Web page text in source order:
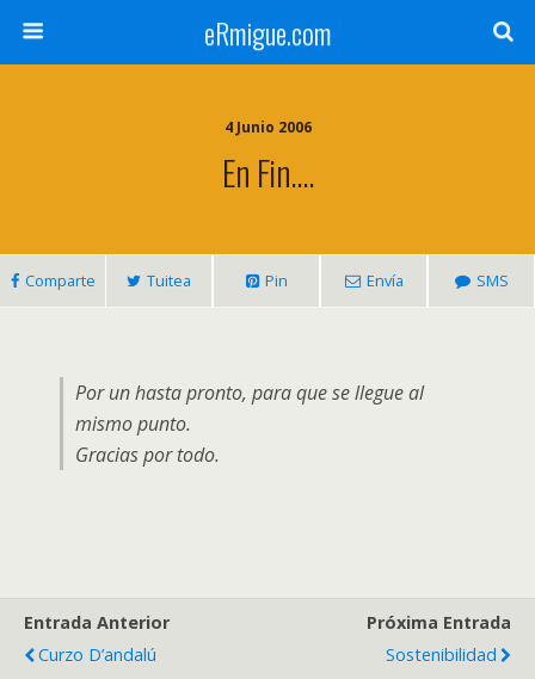
eRmigue.com
4 Junio 2006
En Fin….
Comparte Tuitea Pin Envía SMS
Por un hasta pronto, para que se llegue al
mismo punto.
Gracias por todo.
Entrada Anterior
Curzo D’andalú
Próxima Entrada
Sostenibilidad